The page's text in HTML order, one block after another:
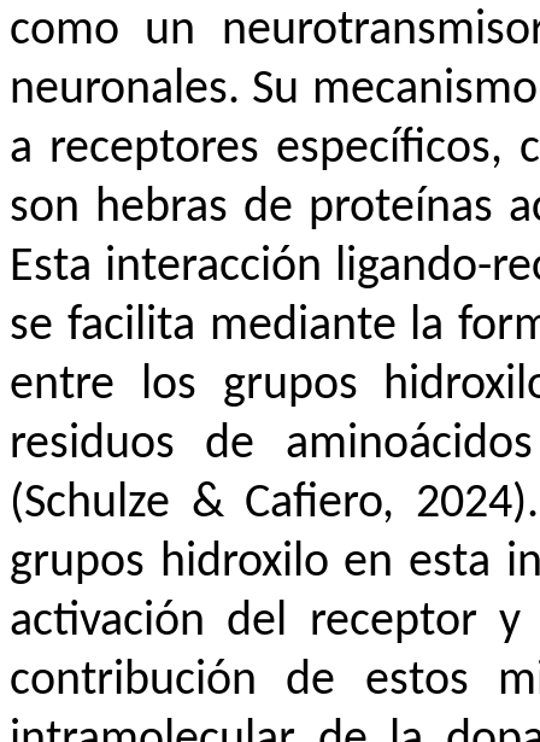
como un
neuronales. Su
a receptores específicos,
son hebras de proteínas
Esta interacción ligando-
se facilita mediante la
entre los grupos
residuos de
(Schulze & Cafiero,
grupos hidroxilo en esta
activación del receptor
contribución de estos